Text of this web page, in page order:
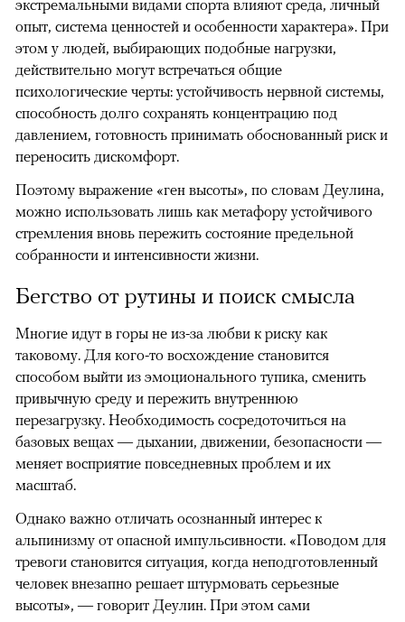
экстремальными видами спорта влияют среда, личный
опыт, система ценностей и особенности характера». При
этом у людей, выбирающих подобные нагрузки,
действительно могут встречаться общие
психологические черты: устойчивость нервной системы,
способность долго сохранять концентрацию под
давлением, готовность принимать обоснованный риск и
переносить дискомфорт.
Поэтому выражение «ген высоты», по словам Деулина,
можно использовать лишь как метафору устойчивого
стремления вновь пережить состояние предельной
собранности и интенсивности жизни.
Бегство от рутины и поиск смысла
Многие идут в горы не из-за любви к риску как
таковому. Для кого-то восхождение становится
способом выйти из эмоционального тупика, сменить
привычную среду и пережить внутреннюю
перезагрузку. Необходимость сосредоточиться на
базовых вещах — дыхании, движении, безопасности —
меняет восприятие повседневных проблем и их
масштаб.
Однако важно отличать осознанный интерес к
альпинизму от опасной импульсивности. «Поводом для
тревоги становится ситуация, когда неподготовленный
человек внезапно решает штурмовать серьезные
высоты», — говорит Деулин. При этом сами